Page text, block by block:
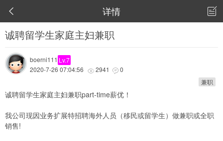
 详情 
诚聘留学生家庭主妇兼职
boerni111 Lv.7
2020-7-26 07:04:56
 2941  0
兼职
诚聘留学生家庭主妇兼职part-time薪优！
我公司现因业务扩展特招聘海外人员（移民或留学生）做兼职或全职
销售!